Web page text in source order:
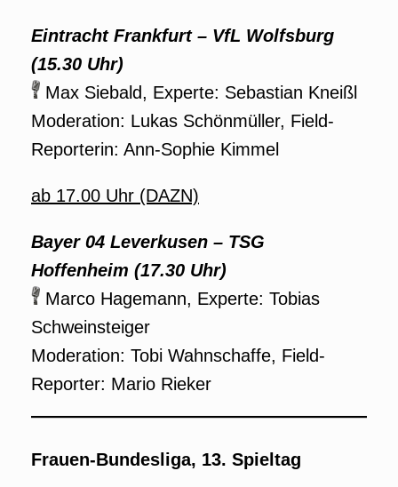
Eintracht Frankfurt – VfL Wolfsburg
(15.30 Uhr)
Max Siebald, Experte: Sebastian Kneißl
Moderation: Lukas Schönmüller, Field-
Reporterin: Ann-Sophie Kimmel
ab 17.00 Uhr (DAZN)
Bayer 04 Leverkusen – TSG
Hoffenheim (17.30 Uhr)
Marco Hagemann, Experte: Tobias
Schweinsteiger
Moderation: Tobi Wahnschaffe, Field-
Reporter: Mario Rieker
Frauen-Bundesliga, 13. Spieltag